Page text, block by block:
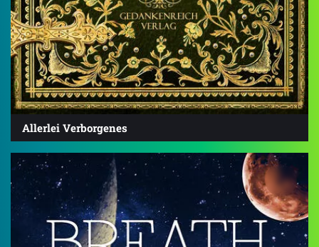
Allerlei Verborgenes